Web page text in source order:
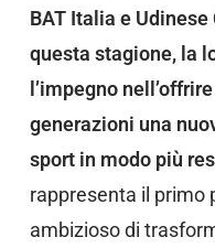
BAT Italia e
questa stagione, la
l’impegno
generazioni una
sport in modo più
rappresenta il primo
ambizioso di